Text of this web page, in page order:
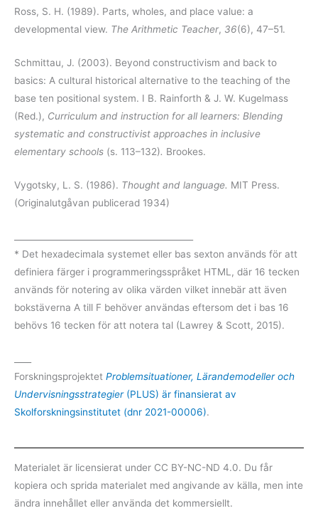
Ross, S. H. (1989). Parts, wholes, and place value: a
developmental view. The Arithmetic Teacher, 36(6), 47–51.
Schmittau, J. (2003). Beyond constructivism and back to
basics: A cultural historical alternative to the teaching of the
base ten positional system. I B. Rainforth & J. W. Kugelmass
(Red.), Curriculum and instruction for all learners: Blending
systematic and constructivist approaches in inclusive
elementary schools (s. 113–132). Brookes.
Vygotsky, L. S. (1986). Thought and language. MIT Press.
(Originalutgåvan publicerad 1934)
* Det hexadecimala systemet eller bas sexton används för att
definiera färger i programmeringsspråket HTML, där 16 tecken
används för notering av olika värden vilket innebär att även
bokstäverna A till F behöver användas eftersom det i bas 16
behövs 16 tecken för att notera tal (Lawrey & Scott, 2015).
Forskningsprojektet Problemsituationer, Lärandemodeller och
Undervisningsstrategier(PLUS) är finansierat av
Skolforskningsinstitutet (dnr 2021-00006).
Materialet är licensierat under CC BY-NC-ND 4.0. Du får
kopiera och sprida materialet med angivande av källa, men inte
ändra innehållet eller använda det kommersiellt.